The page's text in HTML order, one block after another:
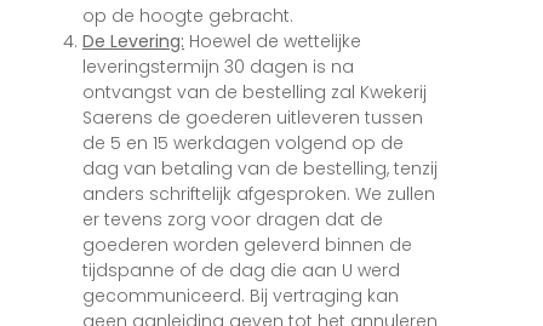
op de hoogte gebracht.
De Levering: Hoewel de wettelijke
leveringstermijn 30 dagen is na
ontvangst van de bestelling zal Kwekerij
Saerens de goederen uitleveren tussen
de 5 en 15 werkdagen volgend op de
dag van betaling van de bestelling, tenzij
anders schriftelijk afgesproken. We zullen
er tevens zorg voor dragen dat de
goederen worden geleverd binnen de
tijdspanne of de dag die aan U werd
gecommuniceerd. Bij vertraging kan
geen aanleiding geven tot het annuleren